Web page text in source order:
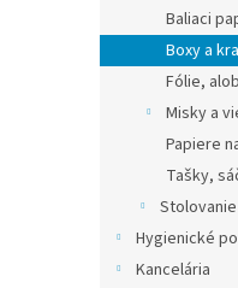
Baliaci
Boxy a
Fólie,
Misky a
Papiere
Tašky,
Stolovanie
Hygienické
Kancelária